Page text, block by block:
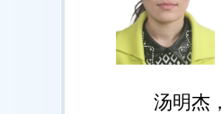
汤明杰